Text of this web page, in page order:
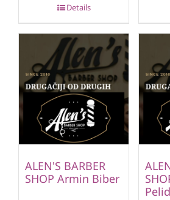
Details
ALEN'S BARBER
SHOP Armin Biber